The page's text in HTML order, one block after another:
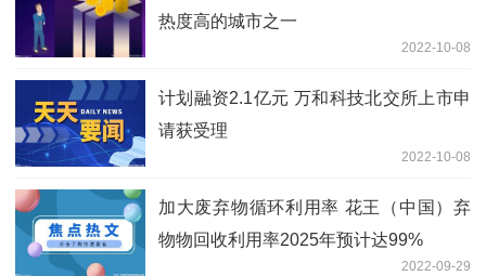
热度高的城市之一
2022-10-08
计划融资2.1亿元 万和科技北交所上市申
请获受理
2022-10-08
加大废弃物循环利用率 花王（中国）弃
物物回收利用率2025年预计达99%
2022-09-29